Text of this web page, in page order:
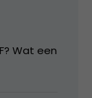
Wat een